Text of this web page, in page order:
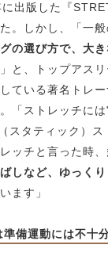
出版した『
。しかし、「一般
の選び方で、大
」と、トップアス
ている著名トレ
「ストレッチには
スタティック）ス
ッチと言った時、
しなど、ゆっく
ます」
備運動には不十